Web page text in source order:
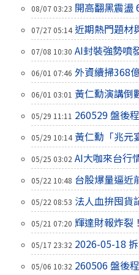
08/07 03:23 開高翻黑震盪
07/27 05:14 近期熱門題材
07/08 10:30 AI封裝強勢噴
06/01 07:46 外資續掃368
06/01 03:01 黃仁勳演講倒
05/29 11:11 260529 盤後
05/29 10:14 黃仁勳「兆元
05/25 03:02 AI大咖來台行
05/22 10:48 台股爆量逼近
05/22 08:53 法人血拚囤貨
05/21 07:20 輝達財報炸裂
05/17 23:32 2026-05-18
05/06 10:32 260506 盤後